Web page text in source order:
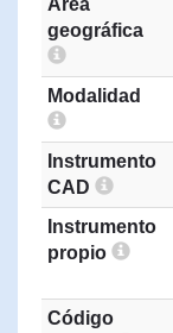
Área
geográfica
Modalidad
Instrumento
CAD
Instrumento
propio
Código